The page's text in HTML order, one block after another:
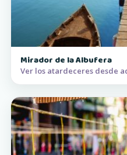
Mirador de la Albufera
Ver los atardeceres desde